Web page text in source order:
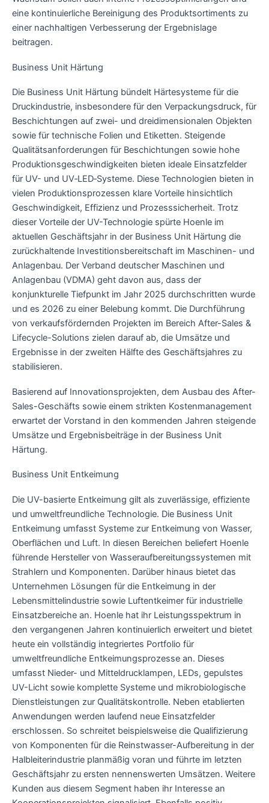
eine kontinuierliche Bereinigung des Produktsortiments zu
einer nachhaltigen Verbesserung der Ergebnislage
beitragen.
Business Unit Härtung
Die Business Unit Härtung bündelt Härtesysteme für die
Druckindustrie, insbesondere für den Verpackungsdruck, für
Beschichtungen auf zwei- und dreidimensionalen Objekten
sowie für technische Folien und Etiketten. Steigende
Qualitätsanforderungen für Beschichtungen sowie hohe
Produktionsgeschwindigkeiten bieten ideale Einsatzfelder
für UV- und UV‑LED‑Systeme. Diese Technologien bieten in
vielen Produktionsprozessen klare Vorteile hinsichtlich
Geschwindigkeit, Effizienz und Prozesssicherheit. Trotz
dieser Vorteile der UV-Technologie spürte Hoenle im
aktuellen Geschäftsjahr in der Business Unit Härtung die
zurückhaltende Investitionsbereitschaft im Maschinen- und
Anlagenbau. Der Verband deutscher Maschinen und
Anlagenbau (VDMA) geht davon aus, dass der
konjunkturelle Tiefpunkt im Jahr 2025 durchschritten wurde
und es 2026 zu einer Belebung kommt. Die Durchführung
von verkaufsfördernden Projekten im Bereich After-Sales &
Lifecycle-Solutions zielen darauf ab, die Umsätze und
Ergebnisse in der zweiten Hälfte des Geschäftsjahres zu
stabilisieren.
Basierend auf Innovationsprojekten, dem Ausbau des After-
Sales-Geschäfts sowie einem strikten Kostenmanagement
erwartet der Vorstand in den kommenden Jahren steigende
Umsätze und Ergebnisbeiträge in der Business Unit
Härtung.
Business Unit Entkeimung
Die UV-basierte Entkeimung gilt als zuverlässige, effiziente
und umweltfreundliche Technologie. Die Business Unit
Entkeimung umfasst Systeme zur Entkeimung von Wasser,
Oberflächen und Luft. In diesen Bereichen beliefert Hoenle
führende Hersteller von Wasseraufbereitungssystemen mit
Strahlern und Komponenten. Darüber hinaus bietet das
Unternehmen Lösungen für die Entkeimung in der
Lebensmittelindustrie sowie Luftentkeimer für industrielle
Einsatzbereiche an. Hoenle hat ihr Leistungsspektrum in
den vergangenen Jahren kontinuierlich erweitert und bietet
heute ein vollständig integriertes Portfolio für
umweltfreundliche Entkeimungsprozesse an. Dieses
umfasst Nieder- und Mitteldrucklampen, LEDs, gepulstes
UV-Licht sowie komplette Systeme und mikrobiologische
Dienstleistungen zur Qualitätskontrolle. Neben etablierten
Anwendungen werden laufend neue Einsatzfelder
erschlossen. So schreitet beispielsweise die Qualifizierung
von Komponenten für die Reinstwasser-Aufbereitung in der
Halbleiterindustrie planmäßig voran und führte im letzten
Geschäftsjahr zu ersten nennenswerten Umsätzen. Weitere
Kunden aus diesem Segment haben ihr Interesse an